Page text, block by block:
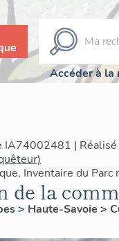
Accéder à la
IA74002481 |
Inventaire du
de la
> Haute-Savoie >